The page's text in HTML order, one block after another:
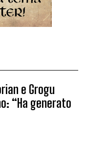
e Grogu
“Ha generato